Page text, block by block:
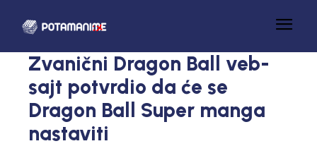
Zvanični Dragon Ball veb-
sajt potvrdio da će se
Dragon Ball Super manga
nastaviti